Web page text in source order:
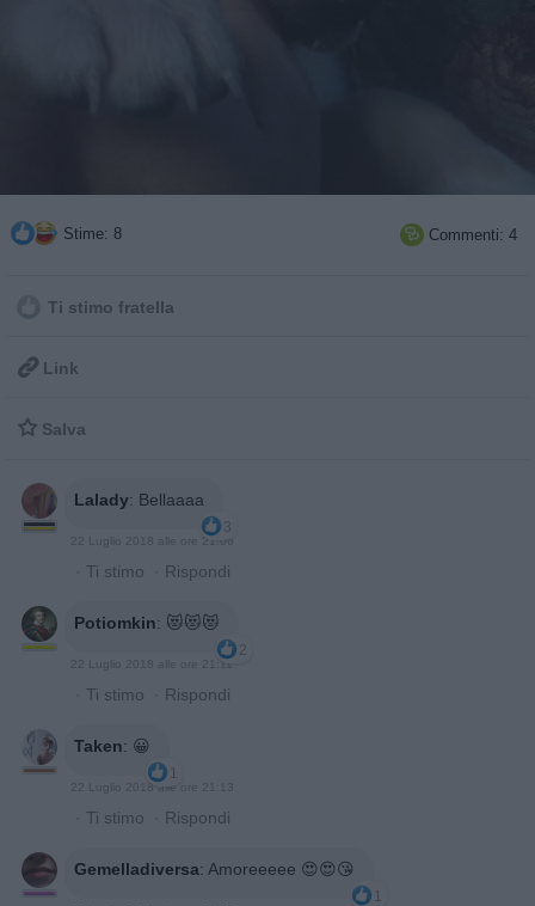
Stime: 8  Commenti: 4
Ti stimo fratella
 Link
 Salva
Lalady: Bellaaaa
3
22 Luglio 2018 alle ore 21:06
· Ti stimo · Rispondi
Potiomkin: 😻😻😻
2
· Ti stimo · Rispondi
Taken: 😀
1
22 Luglio 2018 alle ore 21:13
· Ti stimo · Rispondi
Gemelladiversa: Amoreeeee 😍😍😘
1